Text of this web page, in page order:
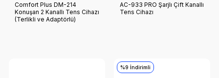
Comfort Plus DM-214
Konuşan 2 Kanallı Tens Cihazı
(Terlikli ve Adaptörlü)
AC-933 PRO Şarjlı Çift Kanallı
Tens Cihazı
%9 İndirimli